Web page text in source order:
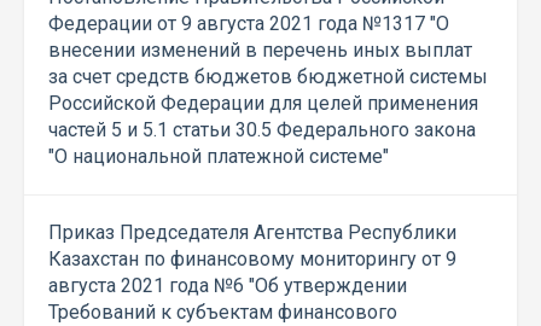
Федерации от 9 августа 2021 года №1317 "О
внесении изменений в перечень иных выплат
за счет средств бюджетов бюджетной системы
Российской Федерации для целей применения
частей 5 и 5.1 статьи 30.5 Федерального закона
"О национальной платежной системе"
Приказ Председателя Агентства Республики
Казахстан по финансовому мониторингу от 9
августа 2021 года №6 "Об утверждении
Требований к субъектам финансового